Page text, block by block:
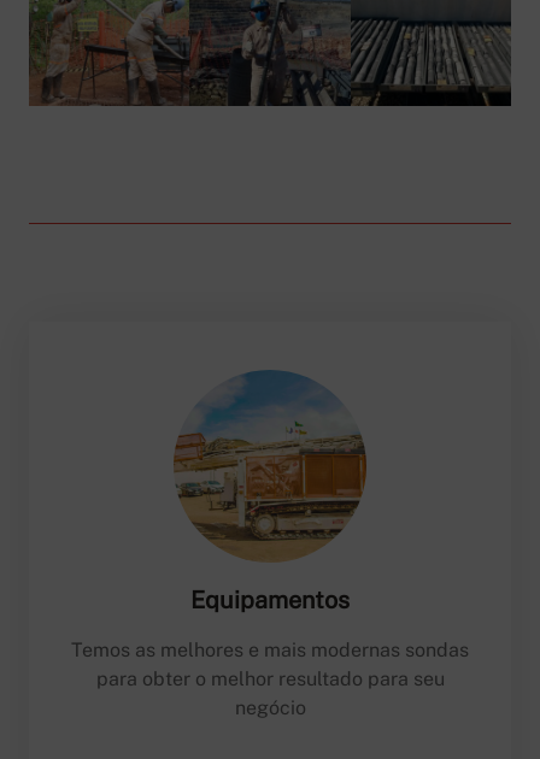
Equipamentos
Temos as melhores e mais modernas sondas
para obter o melhor resultado para seu
negócio